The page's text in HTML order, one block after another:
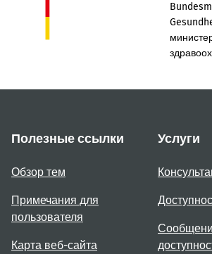
Полезные ссылки
Обзор тем
Примечания для
пользователя
Карта веб-сайта
Услуги